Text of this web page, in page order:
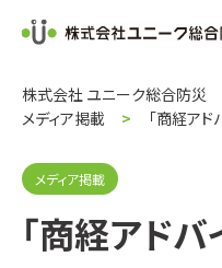
株式会社 ユニーク総合防災
メディア掲載
「商経アド
メディア掲載
「商経アドバ